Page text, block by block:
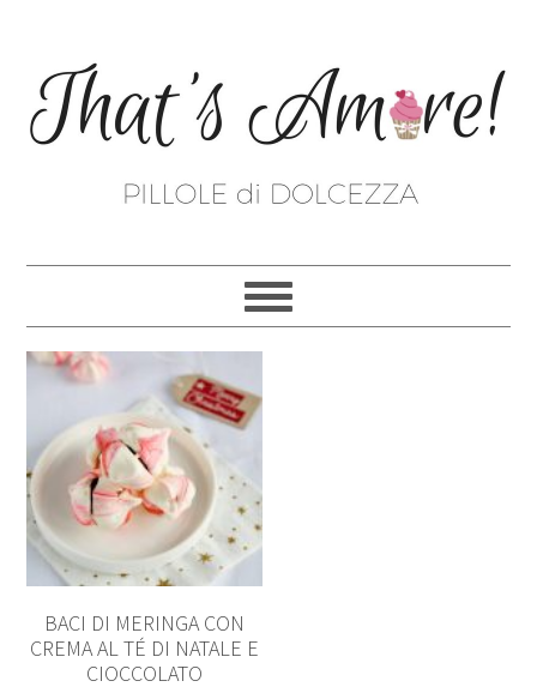
BACI DI MERINGA CON
CREMA AL TÉ DI NATALE E
CIOCCOLATO